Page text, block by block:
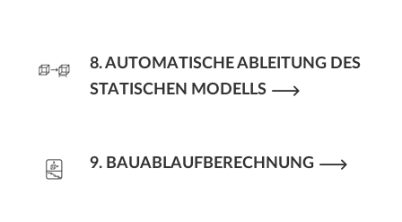
8. AUTOMATISCHE ABLEITUNG DES
STATISCHEN MODELLS
9. BAUABLAUFBERECHNUNG